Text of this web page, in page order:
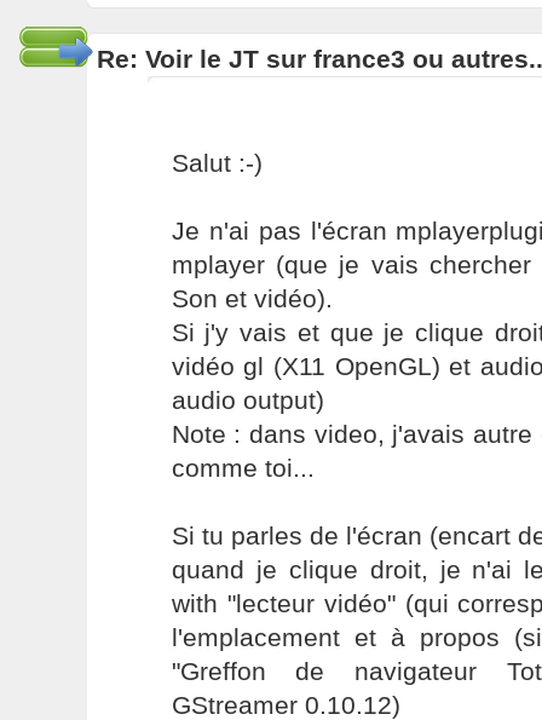
Re: Voir le JT sur france3 ou
Salut :-)
Je n'ai pas l'écran
mplayer (que je vais chercher
Son et vidéo).
Si j'y vais et que je clique
vidéo gl (X11 OpenGL) et
audio output)
Note : dans video, j'avais
comme toi...
Si tu parles de l'écran (encart
quand je clique droit, je n'ai
with "lecteur vidéo" (qui
l'emplacement et à propos
"Greffon de navigateur
GStreamer 0.10.12)